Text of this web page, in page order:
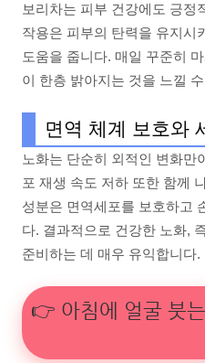
보리차는 피부 건강에도 긍정
작용은 피부의 탄력을 유지시
도움을 줍니다. 매일 꾸준히
이 한층 밝아지는 것을 느낄
면역 체계 보호와
노화는 단순히 외적인 변화만
포 재생 속도 저하 또한 함께
성분은 면역세포를 보호하고
다. 결과적으로 건강한 노화,
준비하는 데 매우 유익합니다.
👉 아침에 얼굴 붓